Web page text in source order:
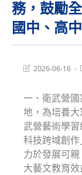
務，鼓勵
國中、高
Post2026-06-16
一、衛武營
地，為培養
武營藝術學
科技跨域創
力於發展可
大藝文教育效